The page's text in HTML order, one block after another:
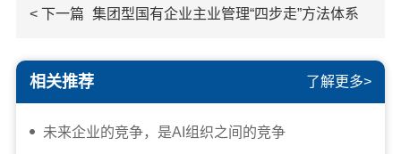
< 下一篇 集团型国有企业主业管理“四步走”方法体系
相关推荐 了解更多>
未来企业的竞争，是AI组织之间的竞争